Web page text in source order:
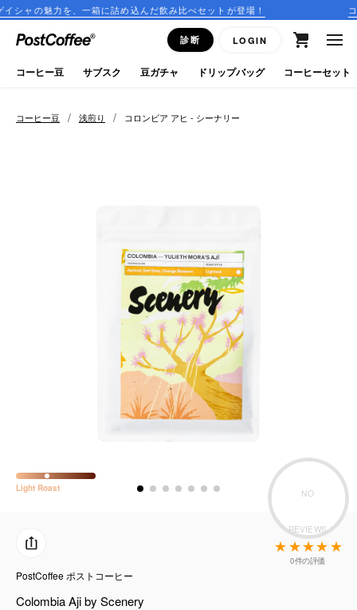
一箱に詰め込んだ飲み比べセットが登場！ コーヒーのサブ
診断 LOGIN
close
ログイン
新規会員登録
CFFBNS
ギフトセット
リキッド
コーヒー豆 / 浅煎り / コロンビア アヒ - シーナリー
Light Roast NO
REVIEWS
0件の評価
PostCoffee ポストコーヒー
Colombia Aji by Scenery
コーヒー豆 サブスク 豆ガチャ ドリップバッグ コーヒーセット